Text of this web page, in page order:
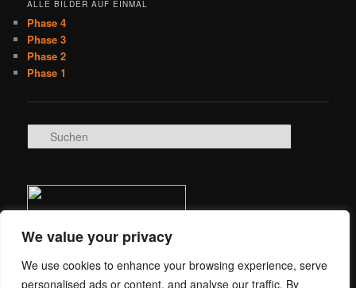
We value your privacy
We use cookies to enhance your browsing experience, serve
personalised ads or content, and analyse our traffic. By
ALLE BILDER AUF EINMAL
Phase 4
Phase 3
Phase 2
Phase 1
u
e
n